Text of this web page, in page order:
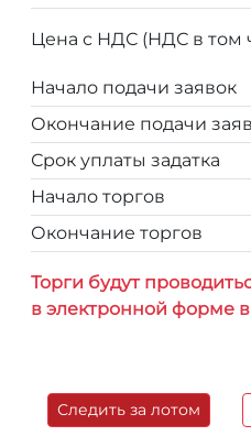
Цена с НДС (НДС в том
Начало подачи заявок
Окончание подачи
Срок уплаты задатка
Начало торгов
Окончание торгов
Торги будут
в электронной форме
Следить за лотом